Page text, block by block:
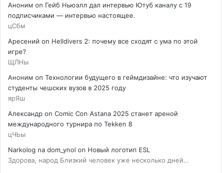
Аноним on Гейб Ньюэлл дал интервью Ютуб каналу с 19
подписчиками — интервью настоящее.
цСбм
Аресений on Helldivers 2: почему все сходят с ума по этой
игре?
ЩЛНы
Аноним on Технологии будущего в геймдизайне: что изучают
студенты чешских вузов в 2025 году
ярЯш
Александр on Comic Con Astana 2025 станет ареной
международного турнира по Tekken 8
цЧЬы
Narkolog na dom_ynol on Новый логотип ESL
Здорова, народ Близкий человек уже несколько дней…